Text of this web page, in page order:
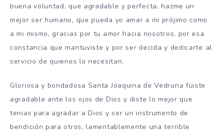
buena voluntad, que agradable y perfecta, hazme un
mejor ser humano, que pueda yo amar a mi prójimo como
a mi mismo, gracias por tu amor hacia nosotros, por esa
constancia que mantuviste y por ser decida y dedicarte al
servicio de quienes lo necesitan.
Gloriosa y bondadosa Santa Joaquina de Vedruna fuiste
agradable ante los ojos de Dios y diste lo mejor que
tenias para agradar a Dios y ser un instrumento de
bendición para otros, lamentablemente una terrible